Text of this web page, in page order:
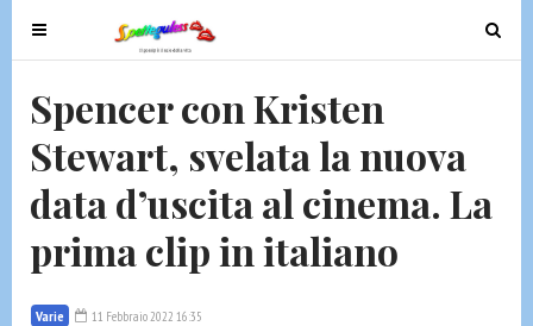
T
o
g
l
e
n
v
g
T
o
n
Spencer con Kristen
Stewart, svelata la nuova
data d’uscita al cinema. La
prima clip in italiano
Varie 11 Febbraio 2022 16:35